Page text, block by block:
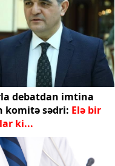
debatdan imtina
komitə sədri: Elə bir
ki...